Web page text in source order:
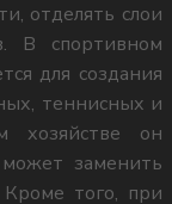
отделять слои
В спортивном
для создания
теннисных и
хозяйстве он
заменить
того, при